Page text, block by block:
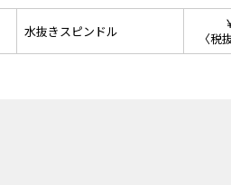
水抜きスピンドル
〈税